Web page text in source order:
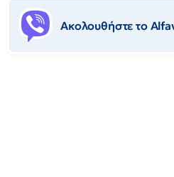
Ακολουθήστε το